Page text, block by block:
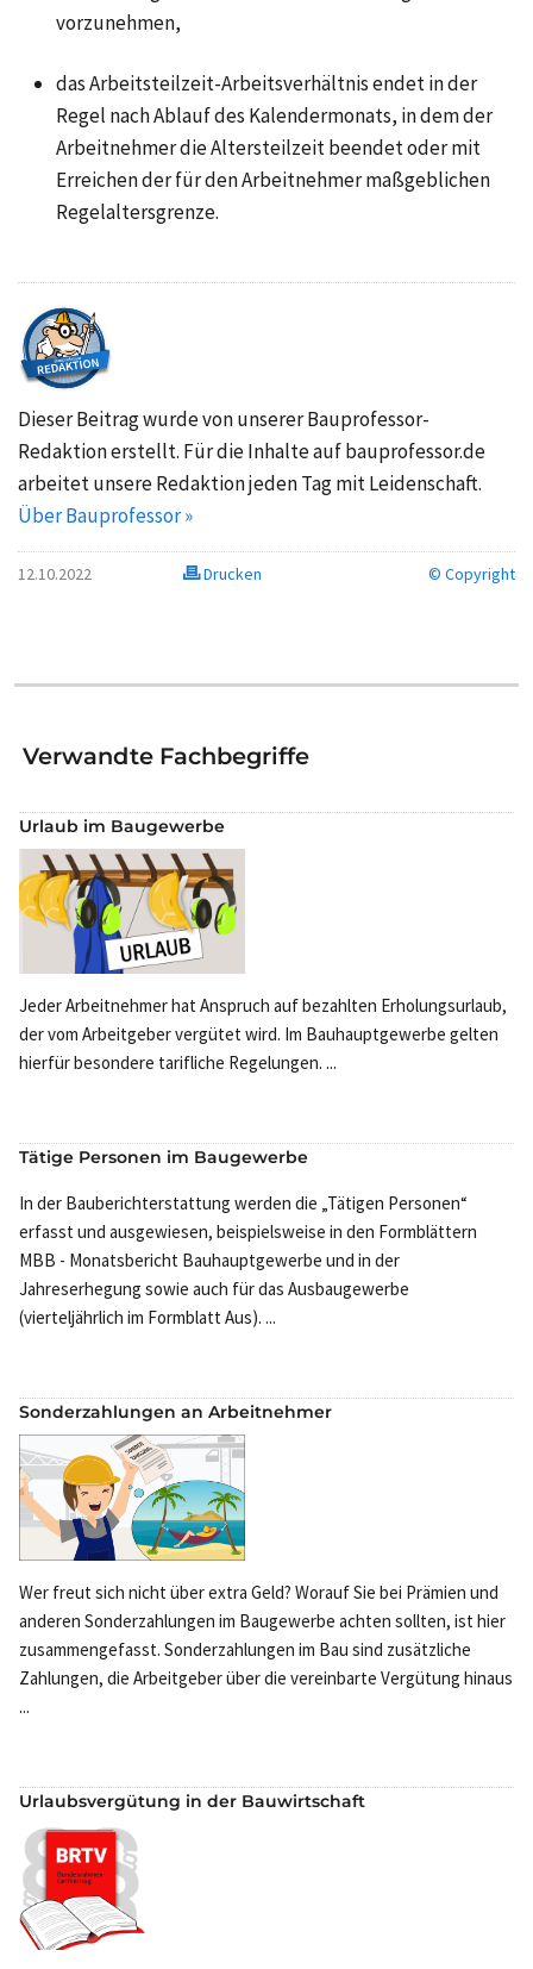
vorzunehmen,
das Arbeitsteilzeit-Arbeitsverhältnis endet in der
Regel nach Ablauf des Kalendermonats, in dem der
Arbeitnehmer die Altersteilzeit beendet oder mit
Erreichen der für den Arbeitnehmer maßgeblichen
Regelaltersgrenze.
Dieser Beitrag wurde von unserer Bauprofessor-
Redaktion erstellt. Für die Inhalte auf bauprofessor.de
arbeitet unsere Redaktion jeden Tag mit Leidenschaft.
Über Bauprofessor »
12.10.2022 Drucken © Copyright
Verwandte Fachbegriffe
Urlaub im Baugewerbe
Jeder Arbeitnehmer hat Anspruch auf bezahlten Erholungsurlaub,
der vom Arbeitgeber vergütet wird. Im Bauhauptgewerbe gelten
hierfür besondere tarifliche Regelungen. ...
Tätige Personen im Baugewerbe
In der Bauberichterstattung werden die „Tätigen Personen“
erfasst und ausgewiesen, beispielsweise in den Formblättern
MBB - Monatsbericht Bauhauptgewerbe und in der
Jahreserhegung sowie auch für das Ausbaugewerbe
(vierteljährlich im Formblatt Aus). ...
Sonderzahlungen an Arbeitnehmer
Wer freut sich nicht über extra Geld? Worauf Sie bei Prämien und
anderen Sonderzahlungen im Baugewerbe achten sollten, ist hier
zusammengefasst. Sonderzahlungen im Bau sind zusätzliche
Zahlungen, die Arbeitgeber über die vereinbarte Vergütung hinaus
...
Urlaubsvergütung in der Bauwirtschaft